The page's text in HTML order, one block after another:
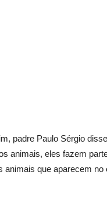
padre Paulo Sérgio
animais, eles fazem
que aparecem